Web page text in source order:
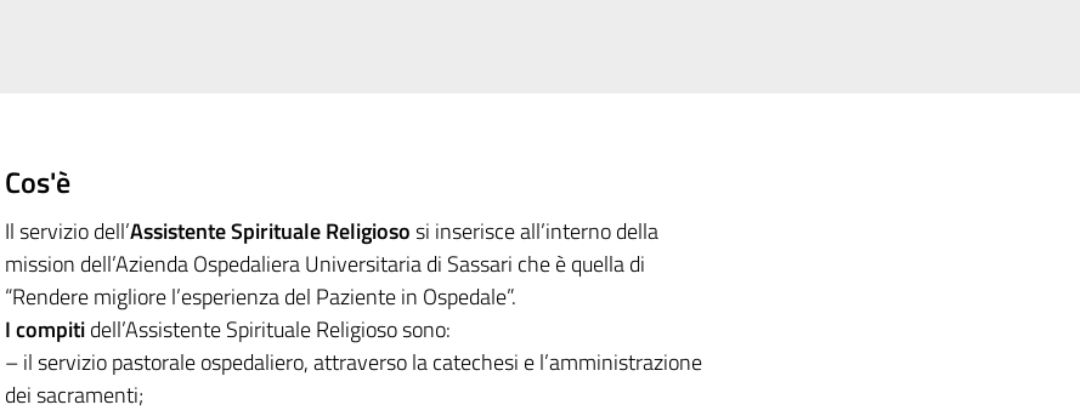
Cos'è
Il servizio dell’Assistente Spirituale Religiososi inserisce all’interno della
mission dell’Azienda Ospedaliera Universitaria di Sassari che è quella di
“Rendere migliore l’esperienza del Paziente in Ospedale”.
I compitidell’Assistente Spirituale Religioso sono:
– il servizio pastorale ospedaliero, attraverso la catechesi e l’amministrazione
dei sacramenti;